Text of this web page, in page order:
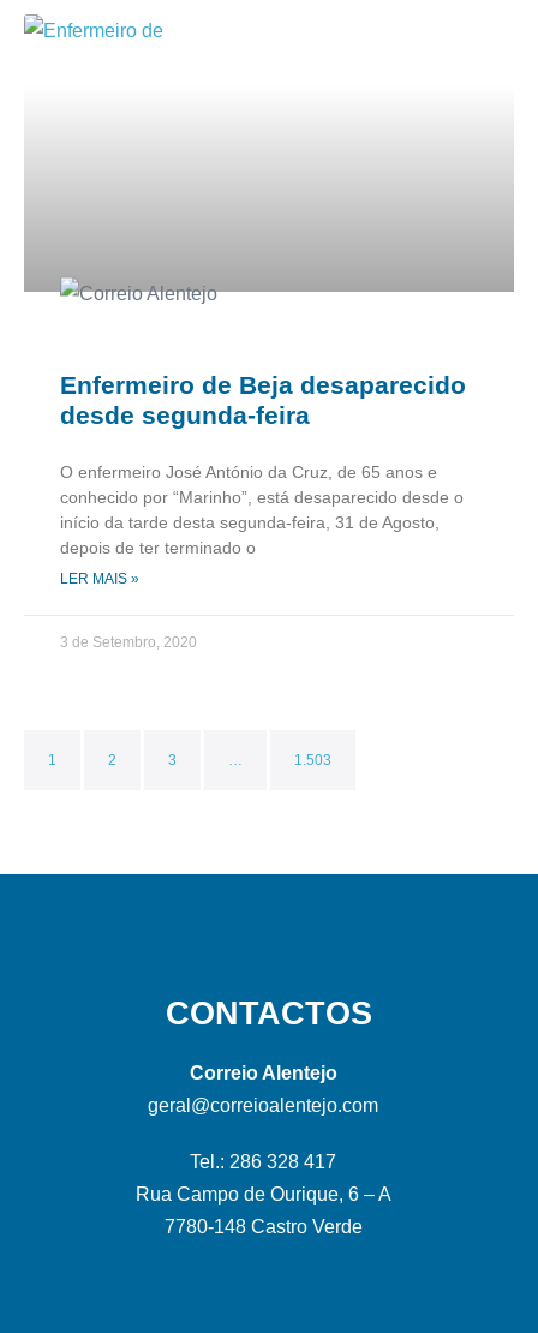
Enfermeiro de Beja desaparecido
desde segunda-feira
O enfermeiro José António da Cruz, de 65 anos e
conhecido por “Marinho”, está desaparecido desde o
início da tarde desta segunda-feira, 31 de Agosto,
depois de ter terminado o
LER MAIS »
3 de Setembro, 2020
1 2 3 … 1.503
CONTACTOS
Correio Alentejo
geral@correioalentejo.com
Tel.: 286 328 417
Rua Campo de Ourique, 6 – A
7780-148 Castro Verde